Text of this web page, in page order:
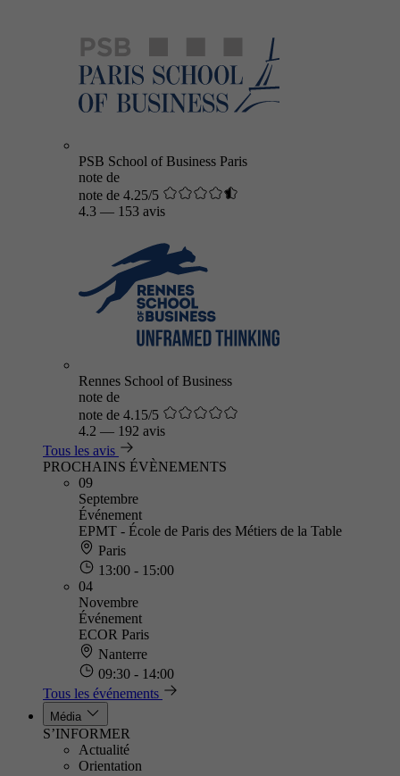
PSB School of Business Paris
note de
note de 4.25/5
4.3 — 153 avis
Rennes School of Business
note de
note de 4.15/5
4.2 — 192 avis
Tous les avis
PROCHAINS ÉVÈNEMENTS
09
Septembre
Événement
EPMT - École de Paris des Métiers de la Table
Paris
13:00 - 15:00
04
Novembre
Événement
ECOR Paris
Nanterre
09:30 - 14:00
Tous les événements
Média
S’INFORMER
Actualité
Orientation